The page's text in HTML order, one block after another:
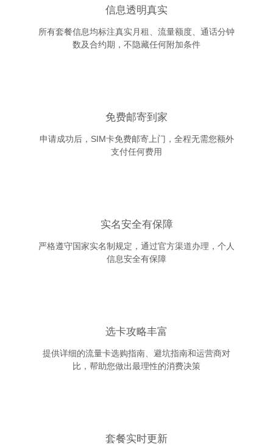
信息透明真实
所有套餐信息均标注真实月租、流量额度、通话分钟
数及合约期，不隐藏任何附加条件
免费邮寄到家
申请成功后，SIM卡免费邮寄上门，全程无需您额外
支付任何费用
实名安全有保障
严格遵守国家实名制规定，通过官方渠道办理，个人
信息安全有保障
选卡攻略丰富
提供详细的流量卡选购指南、避坑指南和运营商对
比，帮助您做出最理性的消费决策
套餐实时更新